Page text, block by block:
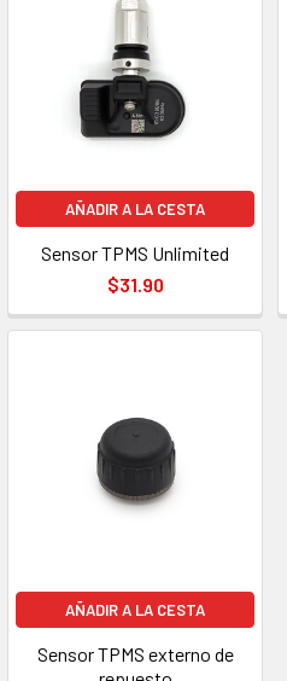
AÑADIR A LA CESTA
Sensor TPMS Unlimited
$31.90
AÑADIR A LA CESTA
Sensor TPMS externo de